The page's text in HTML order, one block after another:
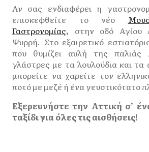
Αν σας ενδιαφέρει η
επισκεφθείτε το νέο
Γαστρονομίας, στην οδό Αγίου
Ψυρρή. Στο εξαιρετικό
που θυμίζει αυλή της
γλάστρες με τα λουλούδια και
μπορείτε να χαρείτε τον
ποτό με μεζέ ή ένα γευστικότατο
Εξερευνήστε την Αττική σ’
ταξίδι για όλες τις αισθήσεις!